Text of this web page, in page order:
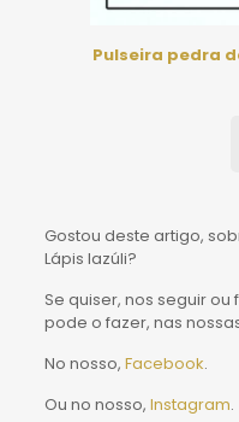
Pulseira pedra
Gostou deste artigo,
Lápis lazúli?
Se quiser, nos seguir
pode o fazer, nas
No nosso, Facebook.
Ou no nosso, Instagram.